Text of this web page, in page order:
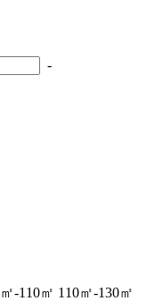
-
-110㎡ 110㎡-130㎡